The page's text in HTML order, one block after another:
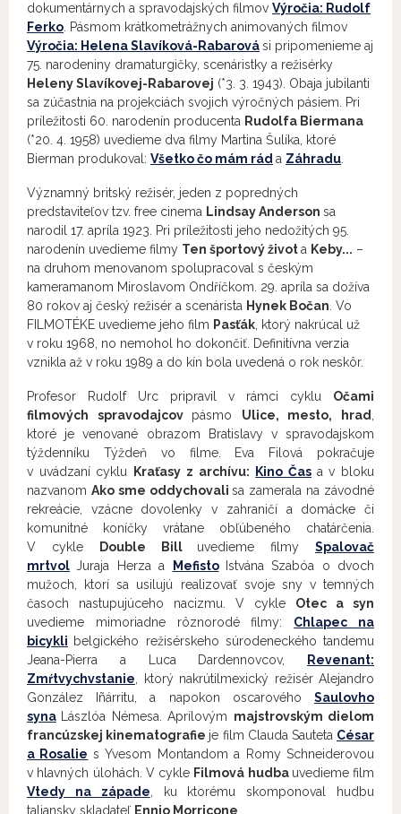
dokumentárnych a spravodajských filmov Výročia: Rudolf
Ferko . Pásmom krátkometrážnych animovaných filmov
Výročia: Helena Slavíková-Rabarovási pripomenieme aj
75. narodeniny dramaturgičky, scenáristky a režisérky
Heleny Slavíkovej-Rabarovej (*3. 3. 1943). Obaja jubilanti
sa zúčastnia na projekciách svojich výročných pásiem. Pri
príležitosti 60. narodenín producenta Rudolfa Biermana
(*20. 4. 1958) uvedieme dva filmy Martina Šulíka, ktoré
Bierman produkoval: Všetko čo mám rád a Záhradu
Významný britský režisér, jeden z popredných
predstaviteľov tzv. free cinema Lindsay Anderson sa
narodil 17. apríla 1923. Pri príležitosti jeho nedožitých 95.
narodenín uvedieme filmy Ten športový života Keby... –
na druhom menovanom spolupracoval s českým
kameramanom Miroslavom Ondříčkom. 29. apríla sa dožíva
80 rokov aj český režisér a scenárista Hynek Bočan . Vo
FILMOTÉKE uvedieme jeho film Pasťák , ktorý nakrúcal už
v roku 1968, no nemohol ho dokončiť. Definitívna verzia
vznikla až v roku 1989 a do kín bola uvedená o rok neskôr.
Profesor Rudolf Urc pripravil v rámci cyklu Očami
filmových spravodajcov pásmo Ulice, mesto, hrad
ktoré je venované obrazom Bratislavy v spravodajskom
týždenníku Týždeň vo filme. Eva Filová pokračuje
v uvádzaní cyklu
Kraťasy z archívu: Kino Čas a v bloku
nazvanom Ako sme oddychovalisa zamerala na závodné
rekreácie, vzácne dovolenky v zahraničí a domácke či
komunitné koníčky vrátane obľúbeného chatárčenia.
V cykle
Double Bill uvedieme filmySpalovač
mrtvol Juraja Herza a Mefisto
Istvána Szabóa o dvoch
mužoch, ktorí sa usilujú realizovať svoje sny v temných
časoch nastupujúceho nacizmu. V cykle Otec a syn
uvedieme mimoriadne rôznorodé filmy: Chlapec na
bicykli belgického režisérskeho súrodeneckého tandemu
Jeana-Pierra a Luca Dardennovcov,
Revenant:
Zmŕtvychvstanie , ktorý nakrútilmexický režisér Alejandro
González Iñárritu, a napokon oscarového Saulovho
syna
Lászlóa Némesa. Aprílovým majstrovským dielom
francúzskej kinematografie je film Clauda Sauteta César
a Rosalie s Yvesom Montandom a Romy Schneiderovou
v hlavných úlohách. V cykle Filmová hudba uvedieme film
Vtedy na západe , ku ktorému skomponoval hudbu
taliansky skladateľ Ennio Morricone